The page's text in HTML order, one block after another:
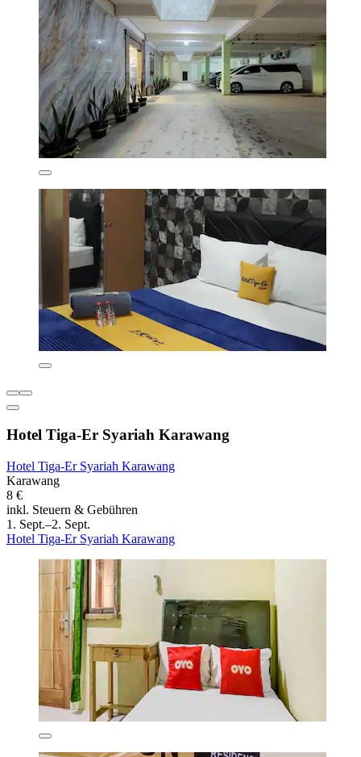
Hotel Tiga-Er Syariah Karawang
Hotel Tiga-Er Syariah Karawang
Karawang
8 €
inkl. Steuern & Gebühren
1. Sept.–2. Sept.
Hotel Tiga-Er Syariah Karawang